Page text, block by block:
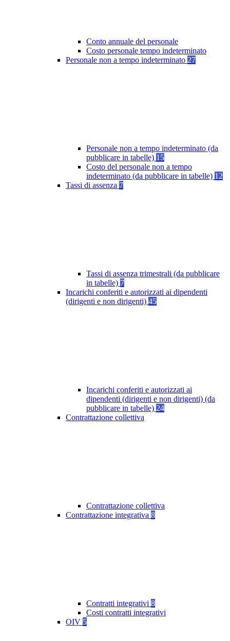
Conto annuale del personale
Costo personale tempo indeterminato
Personale non a tempo indeterminato 27
Personale non a tempo indeterminato (da
pubblicare in tabelle) 15
Costo del personale non a tempo
indeterminato (da pubblicare in tabelle) 12
Tassi di assenza 7
Tassi di assenza trimestrali (da pubblicare
in tabelle) 7
Incarichi conferiti e autorizzati ai dipendenti
(dirigenti e non dirigenti) 45
Incarichi conferiti e autorizzati ai
dipendenti (dirigenti e non dirigenti) (da
pubblicare in tabelle) 24
Contrattazione collettiva
Contrattazione collettiva
Contrattazione integrativa 8
Contratti integrativi 8
Costi contratti integrativi
OIV 5